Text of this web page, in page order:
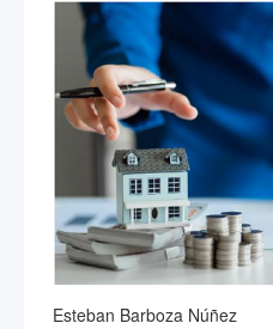
Esteban Barboza Núñez